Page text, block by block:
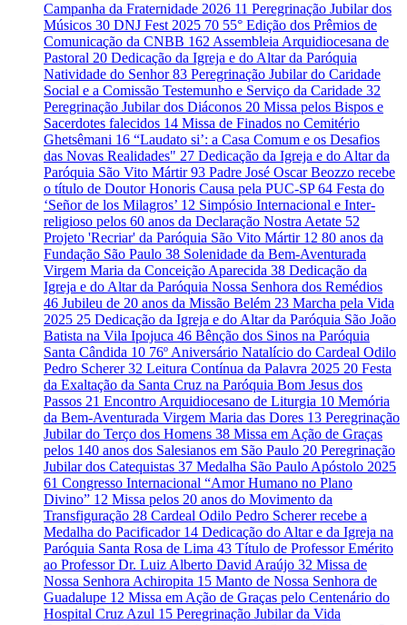
Campanha da Fraternidade 2026 11 Peregrinação Jubilar dos
Músicos 30 DNJ Fest 2025 70 55° Edição dos Prêmios de
Comunicação da CNBB 162 Assembleia Arquidiocesana de
Pastoral 20 Dedicação da Igreja e do Altar da Paróquia
Natividade do Senhor83 Peregrinação Jubilar do Caridade
Social e a Comissão Testemunho e Serviço da Caridade 32
Peregrinação Jubilar dos Diáconos 20 Missa pelos Bispos e
Sacerdotes falecidos 14 Missa de Finados no Cemitério
Ghetsêmani 16 “Laudato si’: a Casa Comum e os Desafios
das Novas Realidades" 27 Dedicação da Igreja e do Altar da
Paróquia São Vito Mártir93 Padre José Oscar Beozzo recebe
o título de Doutor Honoris Causa pela PUC-SP64 Festa do
‘Señor de los Milagros’ 12 Simpósio Internacional e Inter-
religioso pelos 60 anos da Declaração Nostra Aetate 52
Projeto 'Recriar' da Paróquia São Vito Mártir 12 80 anos da
Fundação São Paulo 38 Solenidade da Bem-Aventurada
Virgem Maria da Conceição Aparecida 38 Dedicação da
Igreja e do Altar da Paróquia Nossa Senhora dos Remédios
46 Jubileu de 20 anos da Missão Belém 23 Marcha pela Vida
2025 25 Dedicação da Igreja e do Altar da Paróquia São João
Batista na Vila Ipojuca 46 Bênção dos Sinos na Paróquia
Santa Cândida 10 76º Aniversário Natalício do Cardeal Odilo
Pedro Scherer32 Leitura Contínua da Palavra 2025 20 Festa
da Exaltação da Santa Cruz na Paróquia Bom Jesus dos
Passos 21 Encontro Arquidiocesano de Liturgia 10 Memória
da Bem-Aventurada Virgem Maria das Dores 13 Peregrinação
Jubilar do Terço dos Homens 38 Missa em Ação de Graças
pelos 140 anos dos Salesianos em São Paulo 20 Peregrinação
Jubilar dos Catequistas 37 Medalha São Paulo Apóstolo 2025
61 Congresso Internacional “Amor Humano no Plano
Divino” 12 Missa pelos 20 anos do Movimento da
Transfiguração 28 Cardeal Odilo Pedro Scherer recebe a
Medalha do Pacificador 14 Dedicação do Altar e da Igreja na
Paróquia Santa Rosa de Lima 43 Título de Professor Emérito
ao Professor Dr. Luiz Alberto David Araújo 32 Missa de
Nossa Senhora Achiropita 15 Manto de Nossa Senhora de
Guadalupe 12 Missa em Ação de Graças pelo Centenário do
Hospital Cruz Azul 15 Peregrinação Jubilar da Vida